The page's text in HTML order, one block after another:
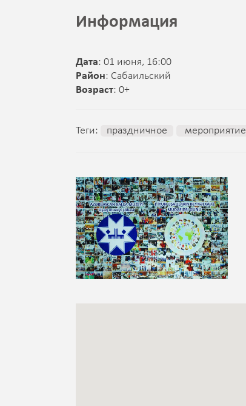
Информация
Дата: 01 июня, 16:00
Район: Сабаильский
Возраст: 0+
Теги: праздничное мероприятие